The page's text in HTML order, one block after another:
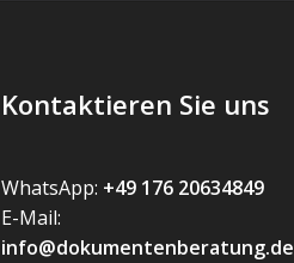
Kontaktieren Sie uns
WhatsApp: +49 176 20634849
E-Mail:
info@dokumentenberatung.de